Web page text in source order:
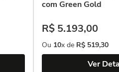
com Green Gold
R$ 5.193,00
Ou 10x de R$ 519,30
Ver